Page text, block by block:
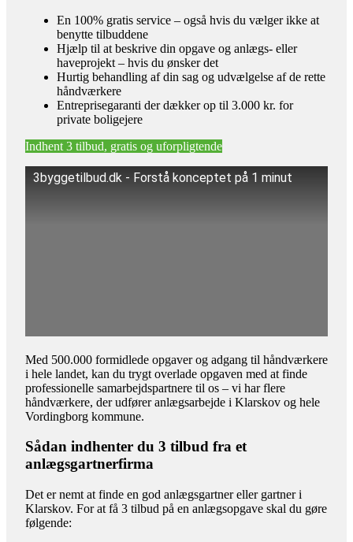
En 100% gratis service – også hvis du vælger ikke at
benytte tilbuddene
Hjælp til at beskrive din opgave og anlægs- eller
haveprojekt – hvis du ønsker det
Hurtig behandling af din sag og udvælgelse af de rette
håndværkere
Entreprisegaranti der dækker op til 3.000 kr. for
private boligejere
Indhent 3 tilbud, gratis og uforpligtende
3byggetilbud.dk - Forstå konceptet på 1 minut
Med 500.000 formidlede opgaver og adgang til håndværkere
i hele landet, kan du trygt overlade opgaven med at finde
professionelle samarbejdspartnere til os – vi har flere
håndværkere, der udfører anlægsarbejde i Klarskov og hele
Vordingborg kommune.
Sådan indhenter du 3 tilbud fra et
anlægsgartnerfirma
Det er nemt at finde en god anlægsgartner eller gartner i
Klarskov. For at få 3 tilbud på en anlægsopgave skal du gøre
følgende: